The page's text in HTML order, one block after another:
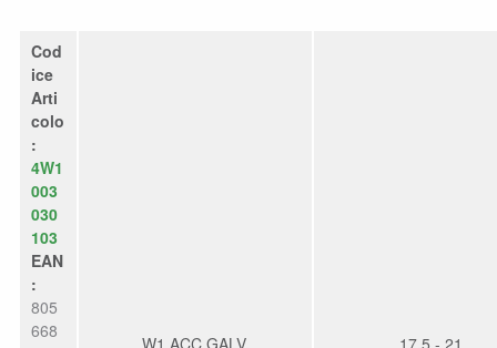
Cod
ice
Arti
colo
:
4W1
003
030
103
EAN
:
805
668
W1 ACC GALV. 17,5 - 21